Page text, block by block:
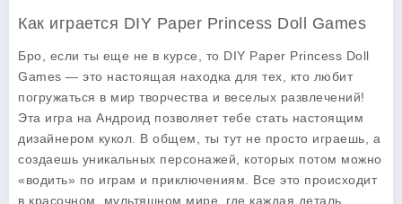
Как играется DIY Paper Princess Doll Games
Бро, если ты еще не в курсе, то DIY Paper Princess Doll
Games — это настоящая находка для тех, кто любит
погружаться в мир творчества и веселых развлечений!
Эта игра на Андроид позволяет тебе стать настоящим
дизайнером кукол. В общем, ты тут не просто играешь, а
создаешь уникальных персонажей, которых потом можно
«водить» по играм и приключениям. Все это происходит
в красочном, мультяшном мире, где каждая деталь